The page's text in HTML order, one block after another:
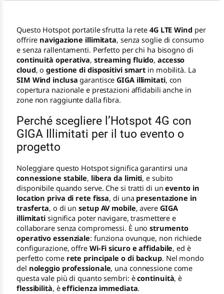
Questo Hotspot portatile sfrutta la rete 4G LTE Wind per
offrire navigazione illimitata, senza soglie di consumo
e senza rallentamenti. Perfetto per chi ha bisogno di
continuità operativa, streaming fluido,accesso
cloud, ogestione di dispositivi smart in mobilità. La
SIM Wind inclusa garantisceGIGA illimitati, con
copertura nazionale e prestazioni affidabili anche in
zone non raggiunte dalla fibra.
Perché scegliere l’Hotspot 4G con
GIGA Illimitati per il tuo evento o
progetto
Noleggiare questo Hotspot significa garantirsi una
connessione stabile, libera da limiti, e subito
disponibile quando serve. Che si tratti di unevento in
location priva di rete fissa, di una presentazione in
trasferta, o di unsetup AV mobile, avere GIGA
illimitati significa poter navigare, trasmettere e
collaborare senza compromessi. È unostrumento
operativo essenziale: funziona ovunque, non richiede
configurazione, offre Wi-Fi sicuro e affidabile, ed è
perfetto come rete principale o di backup. Nel mondo
del noleggio professionale, una connessione come
questa vale più di quanto sembri: ècontinuità, è
flessibilità, èefficienza immediata.